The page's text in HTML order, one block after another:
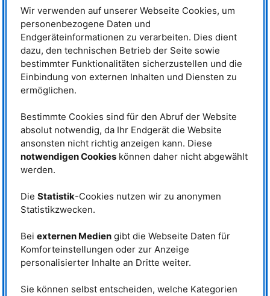
MLZ .“
Dass er „bekennend“ sei und eine Meinung habe, rechnet Prof. Dr.
Wolfgang A. Herrmann Winfried Petry hoch an. Der ehemalige
Wissenschaftliche Direktor desFRMII sei ein herausragender
Wissenschaftsmanager, der alle überzeuge. Schmunzelnd machte der
TUM-Präsident in seinem Grußwort aber auch deutlich, dass er Winfried
Petry als neu ernannten Emeritus of Excellence derTUM„zu weiterem
Engagement an seiner Universität verpflichtet“ sieht.
Rund 400 Gäste verabschiedeten
Ministerialrat Dr. Michael Stötzel
vom Bundesministerium für
Bildung und Forschung ging der
Frage nach, was Winfried Petry
antreibe und befand, „dass er
entgegen organisatorischer und
bürokratischer Hürden alle
Anspielung auf seinen schnellen
Gang, sagte der
immer, wo vorne ist: Da, wo Herr
Petry gerade rennt.“ Das „Meisterstück“ des 67-Jährigen sei die
Kooperation der Helmholtz Zentren Jülich, Geesthacht und Berlin mit der
TUMim Jahr 2011 und die daraus resultierende Gründung des Heinz
Neutronenforschung mitgestaltet“. Dem
sei die Zusammenarbeit der
Wir verwenden auf unserer Webseite Cookies, um
personenbezogene Daten und
Endgeräteinformationen zu verarbeiten. Dies dient
dazu, den technischen Betrieb der Seite sowie
bestimmter Funktionalitäten sicherzustellen und die
Einbindung von externen Inhalten und Diensten zu
ermöglichen.
Bestimmte Cookies sind für den Abruf der Website
absolut notwendig, da Ihr Endgerät die Website
ansonsten nicht richtig anzeigen kann. Diese
notwendigen Cookieskönnen daher nicht abgewählt
werden.
Die Statistik-Cookies nutzen wir zu anonymen
Statistikzwecken.
Bei externen Mediengibt die Webseite Daten für
Komforteinstellungen oder zur Anzeige
personalisierter Inhalte an Dritte weiter.
Sie können selbst entscheiden, welche Kategorien